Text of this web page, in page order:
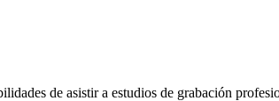
de asistir a estudios de grabación